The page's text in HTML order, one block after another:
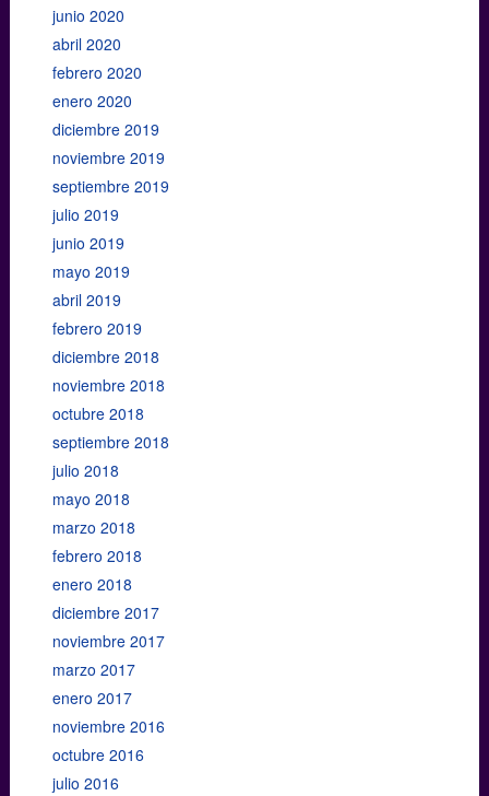
junio 2020
abril 2020
febrero 2020
enero 2020
diciembre 2019
noviembre 2019
septiembre 2019
julio 2019
junio 2019
mayo 2019
abril 2019
febrero 2019
diciembre 2018
noviembre 2018
octubre 2018
septiembre 2018
julio 2018
mayo 2018
marzo 2018
febrero 2018
enero 2018
diciembre 2017
noviembre 2017
marzo 2017
enero 2017
noviembre 2016
octubre 2016
julio 2016